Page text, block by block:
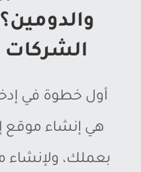
الشركات
أول خطوة في
بعملك، ولإنشاء